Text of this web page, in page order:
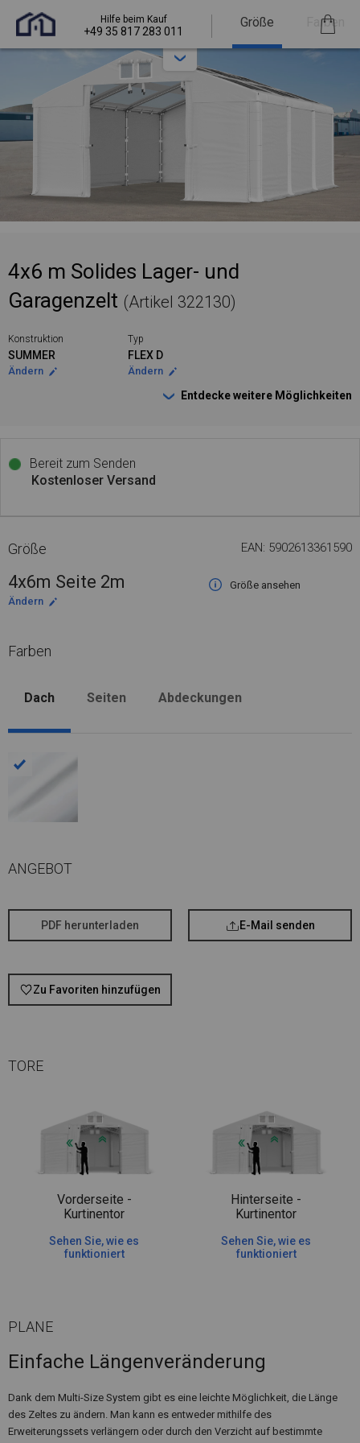
Hilfe beim Kauf
+49 35 817 283 011
Größe Farben
4x6 m Solides Lager- und
Garagenzelt (Artikel 322130)
Konstruktion
SUMMER
Ändern
Typ
FLEX D
Ändern
Entdecke weitere Möglichkeiten
Bereit zum Senden
Kostenloser Versand
Größe EAN: 5902613361590
4x6m Seite 2m
Größe ansehen
Ändern
Farben
Dach Seiten Abdeckungen
ANGEBOT
PDF herunterladen E-Mail senden
Zu Favoriten hinzufügen
TORE
Vorderseite -
Kurtinentor
Sehen Sie, wie es
funktioniert
Hinterseite -
Kurtinentor
Sehen Sie, wie es
funktioniert
PLANE
Einfache Längenveränderung
Dank dem Multi-Size System gibt es eine leichte Möglichkeit, die Länge
des Zeltes zu ändern. Man kann es entweder mithilfe des
Erweiterungssets verlängern oder durch den Verzicht auf bestimmte